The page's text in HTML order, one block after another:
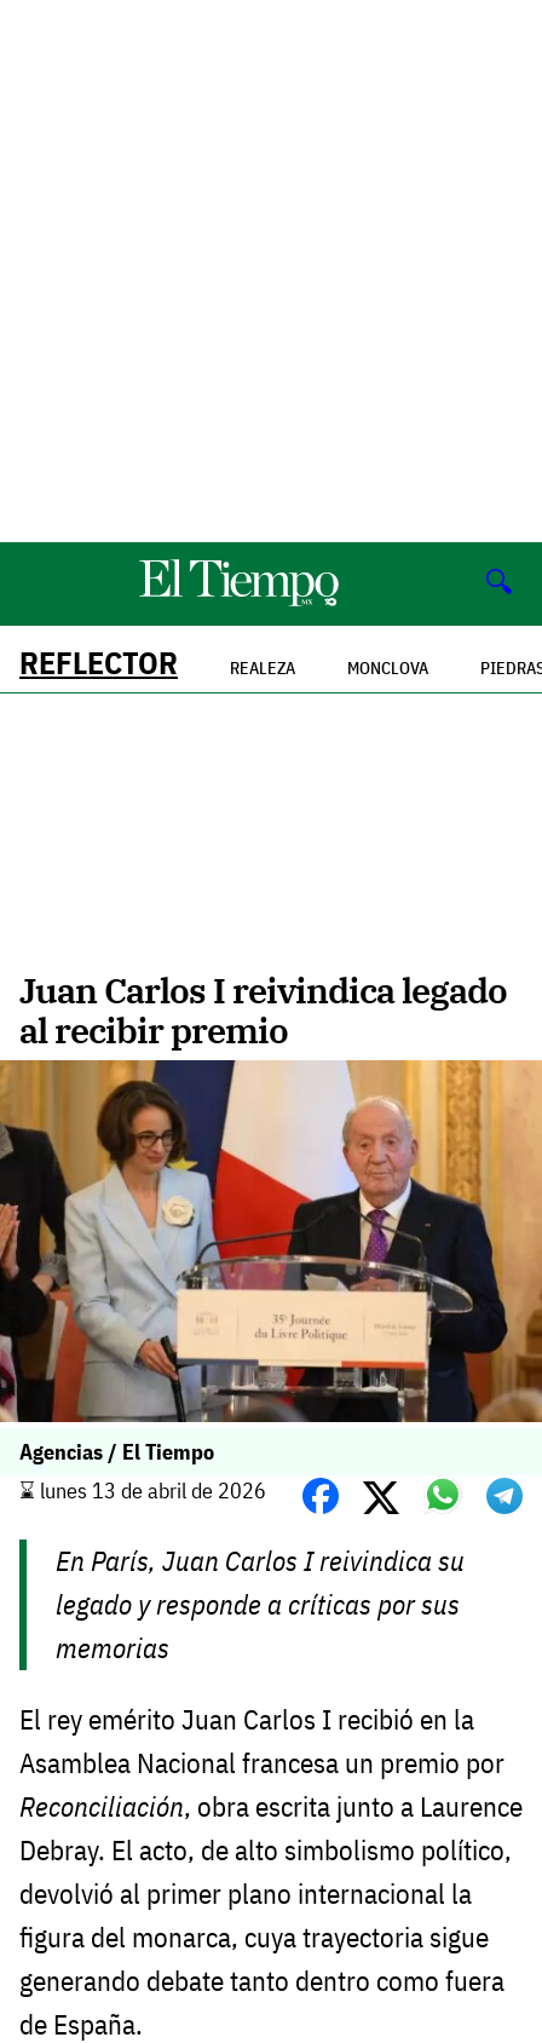
🔍
REFLECTOR REALEZA MONCLOVA
Juan Carlos I reivindica legado
al recibir premio
Agencias / El Tiempo
⌛️ lunes 13 de abril de 2026
En París, Juan Carlos I reivindica su
legado y responde a críticas por sus
memorias
El rey emérito Juan Carlos I recibió en la
Asamblea Nacional francesa un premio por
Reconciliación, obra escrita junto a Laurence
Debray. El acto, de alto simbolismo político,
devolvió al primer plano internacional la
figura del monarca, cuya trayectoria sigue
generando debate tanto dentro como fuera
de España.